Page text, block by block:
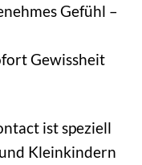
Gefühl –
Gewissheit
ist speziell
Kleinkindern